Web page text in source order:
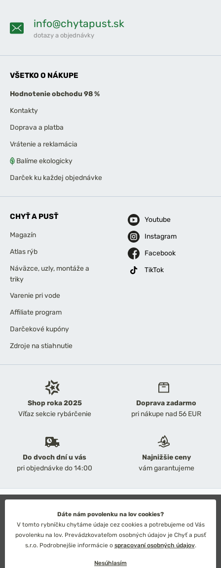
Shop roka 2025
Víťaz sekcie rybárčenie
Doprava zadarmo
pri nákupe nad 56 EUR
Do dvoch dní u vás
pri objednávke do 14:00
Najnižšie ceny
vám garantujeme
info@chytapust.sk
dotazy a objednávky
VŠETKO O NÁKUPE
Hodnotenie obchodu 98 %
Kontakty
Doprava a platba
Vrátenie a reklamácia
Balíme ekologicky
Darček ku každej objednávke
CHYŤ A PUSŤ
Magazín
Atlas rýb
Náväzce, uzly, montáže a
triky
Varenie pri vode
Affiliate program
Darčekové kupóny
Zdroje na stiahnutie
Youtube
Instagram
Facebook
TikTok
Obchodné podmienky
Ochrana osobných údajov
Technické riešenie: Simplia s.r.o.
Strategický dizajn: Petr Široký
Dáte nám povolenku na lov cookies?
V tomto rybníčku chytáme údaje cez cookies a potrebujeme od Vás
povolenku na lov. Prevádzkovateľom osobných údajov je Chyť a pusť
s.r.o. Podrobnejšie informácie o spracovaní osobných údajov.
Nesúhlasím